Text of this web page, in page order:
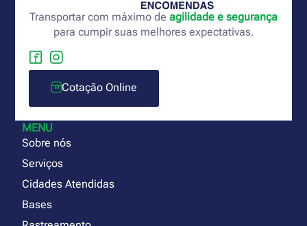
Transportar com máximo de agilidade e segurança
para cumpir suas melhores expectativas.
Cotação Online
MENU
Sobre nós
Serviços
Cidades Atendidas
Bases